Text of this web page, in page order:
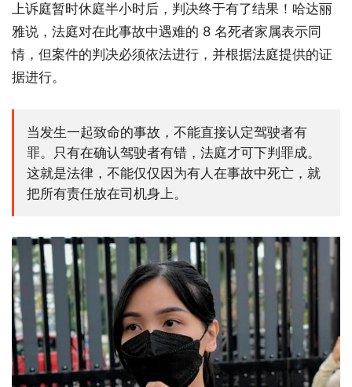
上诉庭暂时休庭半小时后，判决终于有了结果！哈达丽
雅说，法庭对在此事故中遇难的 8 名死者家属表示同
情，但案件的判决必须依法进行，并根据法庭提供的证
据进行。
当发生一起致命的事故，不能直接认定驾驶者有
罪。只有在确认驾驶者有错，法庭才可下判罪成。
这就是法律，不能仅仅因为有人在事故中死亡，就
把所有责任放在司机身上。